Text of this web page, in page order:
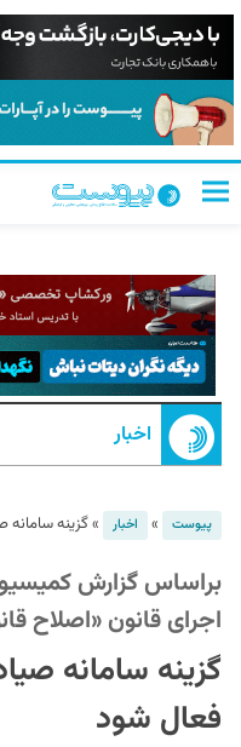
اخبار
پیوست » اخبار »گزینه سامانه
براساس گزارش
اجرای قانون «اصلاح
گزینه سامانه
فعال شود